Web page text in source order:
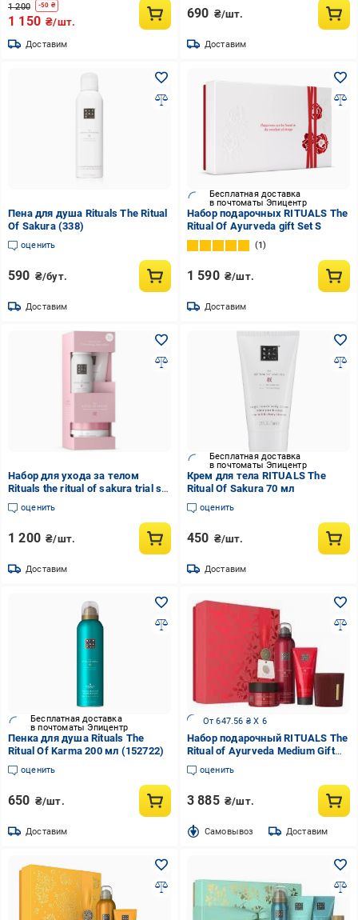
1 200 -50 ₴
1 150 ₴/шт.
Доставим
690 ₴/шт.
Доставим
Пена для душа Rituals The Ritual
Of Sakura (338)
оценить
590 ₴/бут.
Доставим
Бесплатная доставка
в почтоматы Эпицентр
Набор подарочных RITUALS The
Ritual Of Ayurveda gift Set S
1
1 590 ₴/шт.
Доставим
Набор для ухода за телом
Rituals the ritual of sakura trial set
(28314008)
оценить
1 200 ₴/шт.
Доставим
Бесплатная доставка
в почтоматы Эпицентр
Крем для тела RITUALS The
Ritual Of Sakura 70 мл
оценить
450 ₴/шт.
Доставим
Бесплатная доставка
в почтоматы Эпицентр
Пенка для душа Rituals The
Ritual Of Karma 200 мл (152722)
оценить
650 ₴/шт.
Доставим
От 647.56 ₴ X 6
Набор подарочный RITUALS The
Ritual of Ayurveda Medium Gift
Set
оценить
3 885 ₴/шт.
Cамовывоз Доставим